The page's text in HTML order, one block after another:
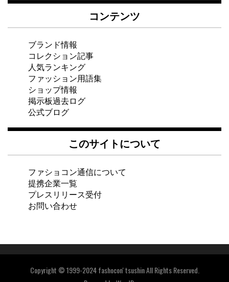
コンテンツ
ブランド情報
コレクション記事
人気ランキング
ファッション用語集
ショップ情報
掲示板過去ログ
公式ブログ
このサイトについて
ファショコン通信について
提携企業一覧
プレスリリース受付
お問い合わせ
Copyright © 1999-2024 fashocon' tsushin All Rights Reserved.